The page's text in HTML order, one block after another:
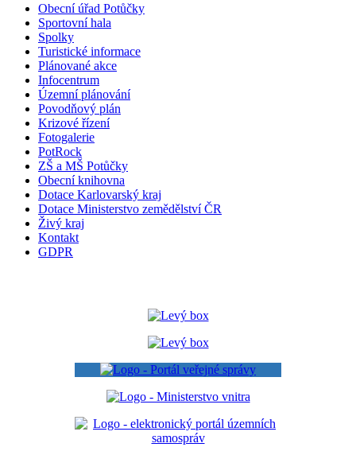
Obecní úřad Potůčky
Sportovní hala
Spolky
Turistické informace
Plánované akce
Infocentrum
Územní plánování
Povodňový plán
Krizové řízení
Fotogalerie
PotRock
ZŠ a MŠ Potůčky
Obecní knihovna
Dotace Karlovarský kraj
Dotace Ministerstvo zemědělství ČR
Živý kraj
Kontakt
GDPR